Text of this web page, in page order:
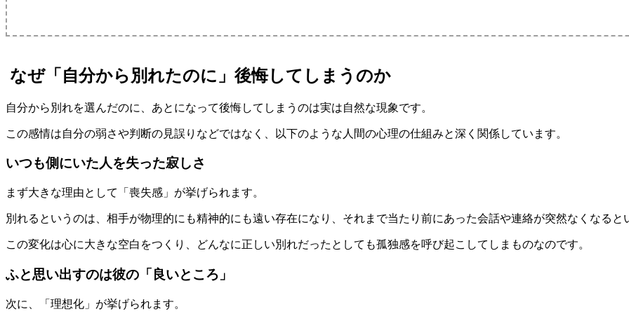
なぜ「自分から別れたのに」後悔してしまうのか
自分から別れを選んだのに、あとになって後悔してしまうのは実は自然な現象です。
この感情は自分の弱さや判断の見誤りなどではなく、以下のような人間の心理の仕組みと深く関係しています。
いつも側にいた人を失った寂しさ
まず大きな理由として「喪失感」が挙げられます。
別れるというのは、相手が物理的にも精神的にも遠い存在になり、それまで当たり前にあった会話や連絡が突然なくなると
この変化は心に大きな空白をつくり、どんなに正しい別れだったとしても孤独感を呼び起こしてしまものなのです。
ふと思い出すのは彼の「良いところ」
次に、「理想化」が挙げられます。